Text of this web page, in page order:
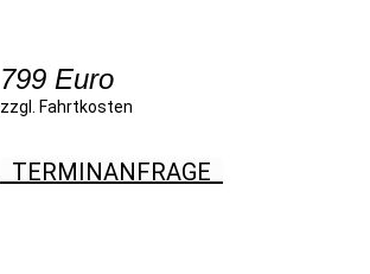
799 Euro
zzgl. Fahrtkosten
TERMINANFRAGE